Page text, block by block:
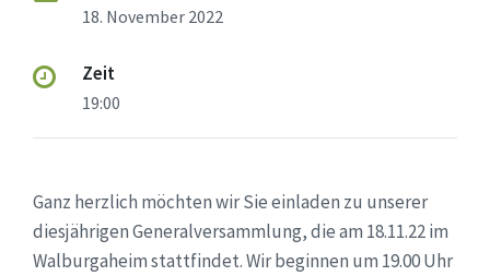
18. November 2022
Zeit
19:00
Ganz herzlich möchten wir Sie einladen zu unserer
diesjährigen Generalversammlung, die am 18.11.22 im
Walburgaheim stattfindet. Wir beginnen um 19.00 Uhr